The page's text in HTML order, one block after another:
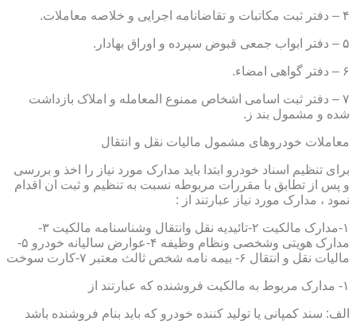
۴ – دفتر ثبت مکاتبات و تقاضانامه اجرایی و خلاصه معاملات.
۵ – دفتر ابواب جمعی قبوض سپرده و اوراق بهادار.
۶ – دفتر گواهی امضاء.
۷ – دفتر ثبت اسامی اشخاص ممنوع المعامله و املاک بازداشت
شده و مشمول بند ز.
معاملات خودروهای مشمول مالیات نقل و انتقال
برای تنظیم اسناد خودرو ابتدا باید مدارک مورد نیاز را اخذ و بررسی
و پس از تطابق با مقررات مربوطه نسبت به تنظیم و ثبت ان اقدام
نمود ، مدارک مورد نیاز عبارتند از :
۱-مدارک مالکیت ۲-تائیدیه نقل وانتقال وشناسنامه مالکیت ۳-
مدارک هویتی وشخصی ونظام وظیفه ۴-عوارض سالیانه خودرو ۵-
مالیات نقل و انتقال ۶- بیمه نامه شخص ثالث معتبر ۷-کارت سوخت
۱- مدارک مربوط به مالکیت فروشنده که عبارتند از
الف: سند کمپانی یا تولید کننده خودرو که باید بنام فروشنده باشد